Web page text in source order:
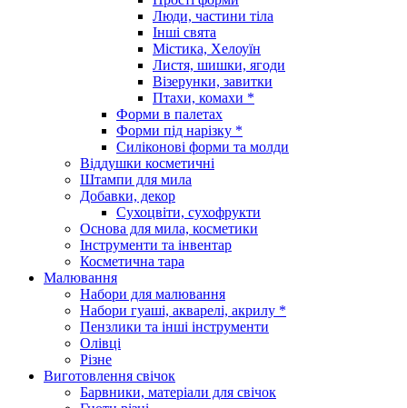
Люди, частини тіла
Інші свята
Містика, Хелоуїн
Листя, шишки, ягоди
Візерунки, завитки
Птахи, комахи *
Форми в палетах
Форми під нарізку *
Силіконові форми та молди
Віддушки косметичні
Штампи для мила
Добавки, декор
Сухоцвіти, сухофрукти
Основа для мила, косметики
Інструменти та інвентар
Косметична тара
Малювання
Набори для малювання
Набори гуаші, акварелі, акрилу *
Пензлики та інші інструменти
Олівці
Різне
Виготовлення свічок
Барвники, матеріали для свічок